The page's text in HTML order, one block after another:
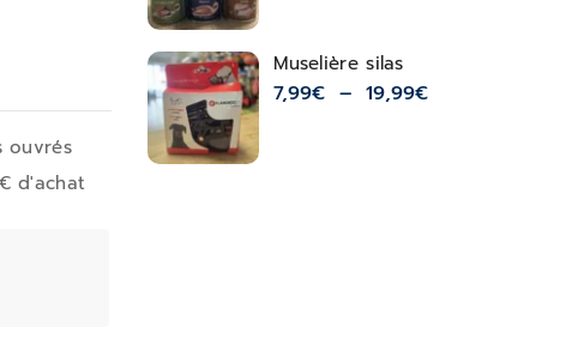
Muselière silas
7,99€ – 19,99€
ouvrés
d'achat